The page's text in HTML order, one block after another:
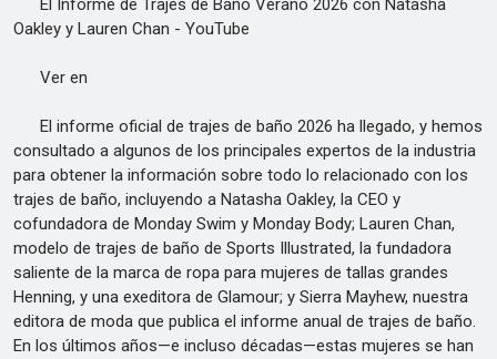
El Informe de Trajes de Baño Verano 2026 con Natasha
Oakley y Lauren Chan - YouTube
Ver en
El informe oficial de trajes de baño 2026 ha llegado, y hemos
consultado a algunos de los principales expertos de la industria
para obtener la información sobre todo lo relacionado con los
trajes de baño, incluyendo a Natasha Oakley, la CEO y
cofundadora de Monday Swim y Monday Body; Lauren Chan,
modelo de trajes de baño de Sports Illustrated, la fundadora
saliente de la marca de ropa para mujeres de tallas grandes
Henning, y una exeditora de Glamour; y Sierra Mayhew, nuestra
editora de moda que publica el informe anual de trajes de baño.
En los últimos años—e incluso décadas—estas mujeres se han